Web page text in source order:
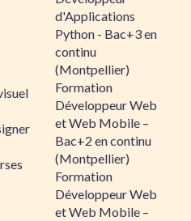
d'Applications
Python - Bac+3 en
continu
(Montpellier)
Formation
Développeur Web
et Web Mobile –
Bac+2 en continu
(Montpellier)
Formation
Développeur Web
et Web Mobile –